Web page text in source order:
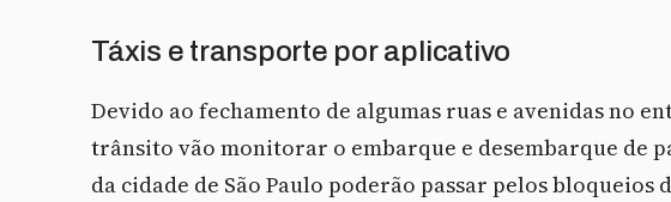
Táxis e transporte por aplicativo
Devido ao fechamento de algumas ruas e avenidas no
trânsito vão monitorar o embarque e desembarque de
da cidade de São Paulo poderão passar pelos bloqueios